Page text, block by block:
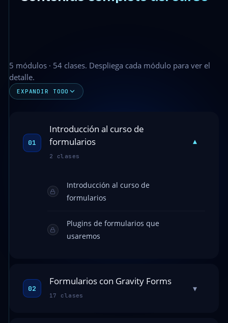
5 módulos · 54 clases. Despliega cada módulo para ver el
detalle.
EXPANDIR TODO
01
Introducción al curso de
formularios
2 clases
▾
Introducción al curso de
formularios
Plugins de formularios que
usaremos
02
Formularios con Gravity Forms
17 clases
▾